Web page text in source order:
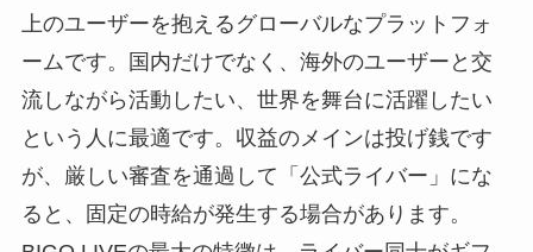
上のユーザーを抱えるグローバルなプラットフォ
ームです。国内だけでなく、海外のユーザーと交
流しながら活動したい、世界を舞台に活躍したい
という人に最適です。収益のメインは投げ銭です
が、厳しい審査を通過して「公式ライバー」にな
ると、固定の時給が発生する場合があります。